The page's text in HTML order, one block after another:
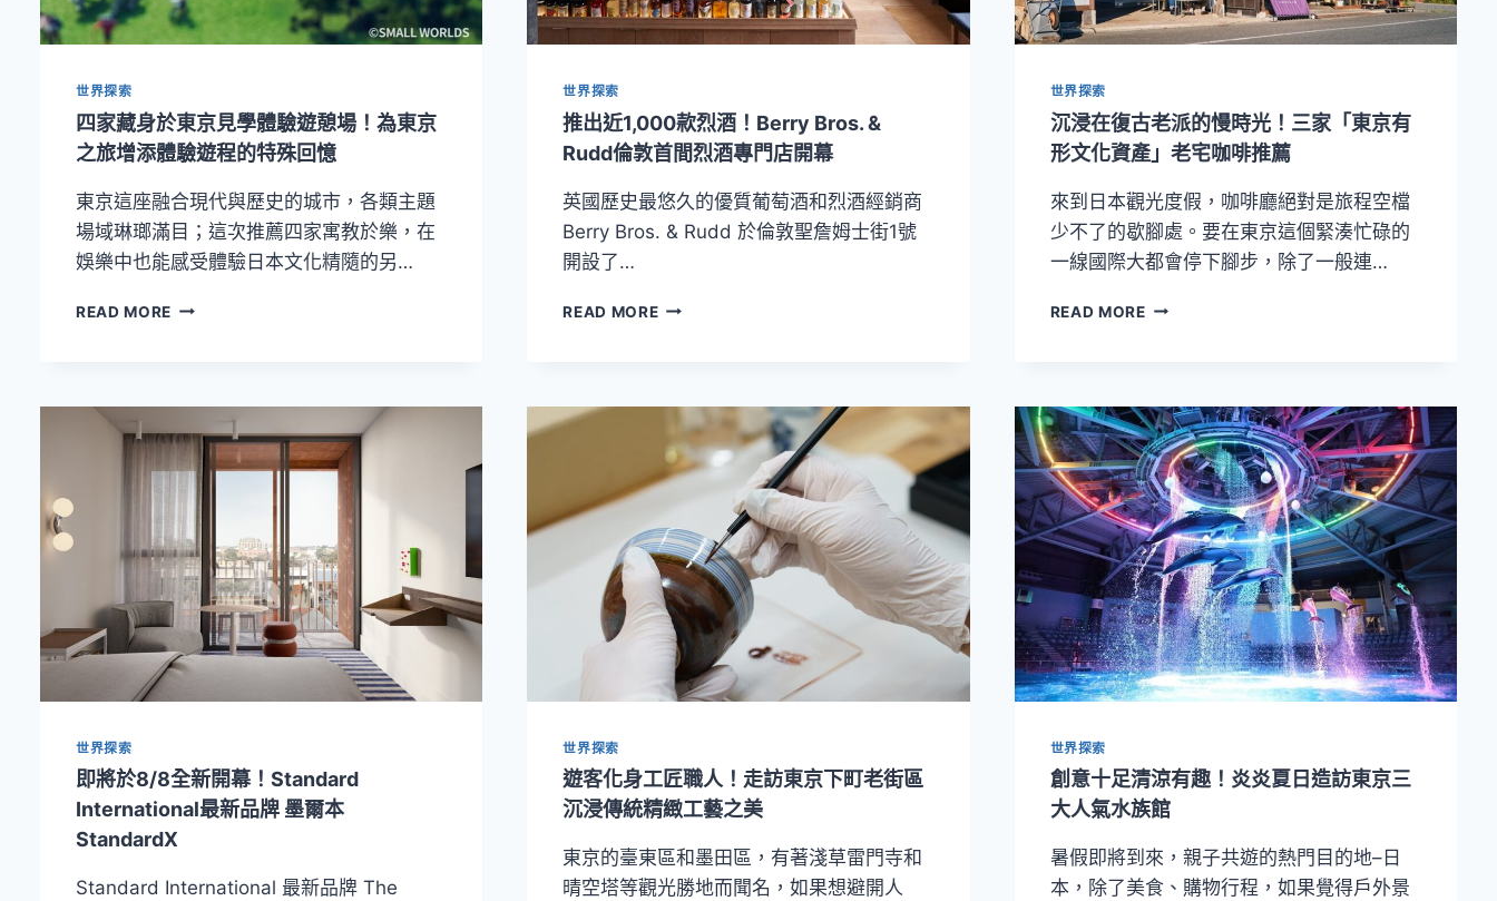
機
加
天
三
夜
由
行
WONDER
三
天
的
「愛
上
西
賞
秋
住
世界探索
四家藏身於東京見學體驗遊憩場！為東京
之旅增添體驗遊程的特殊回憶
東京這座融合現代與歷史的城市，各類主題
場域琳瑯滿目；這次推薦四家寓教於樂，在
娛樂中也能感受體驗日本文化精隨的另…
READ MORE 四
京
見
驗
遊
憩
場！
為
東
之
添
驗
遊
的
世界探索
推出近1,000款烈酒！Berry Bros. &
Rudd倫敦首間烈酒專門店開幕
英國歷史最悠久的優質葡萄酒和烈酒經銷商
Berry Bros. & Rudd 於倫敦聖詹姆士街1號
開設了…
READ MORE推
酒！
BERRY
RUDD
倫
敦
首
間
烈
酒
專
開
幕
世界探索
沉浸在復古老派的慢時光！三家「東京有
形文化資產」老宅咖啡推薦
來到日本觀光度假，咖啡廳絕對是旅程空檔
少不了的歇腳處。要在東京這個緊湊忙碌的
一線國際大都會停下腳步，除了一般連…
READ MORE沉
老
派
的
慢
時
光！
三
家
「東
京
有
形
文
產」
老
宅
咖
啡
推
世界探索
即將於8/8全新開幕！Standard
International最新品牌 墨爾本
StandardX
Standard International 最新品牌 The
世界探索
遊客化身工匠職人！走訪東京下町老街區
沉浸傳統精緻工藝之美
東京的臺東區和墨田區，有著淺草雷門寺和
晴空塔等觀光勝地而聞名，如果想避開人
世界探索
創意十足清涼有趣！炎炎夏日造訪東京三
大人氣水族館
暑假即將到來，親子共遊的熱門目的地–日
本，除了美食、購物行程，如果覺得戶外景